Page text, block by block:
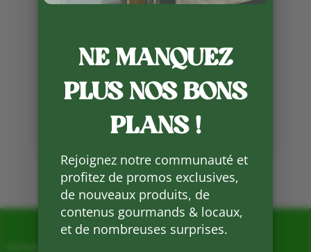
deux saisons nous offrent un
large choix de légumes.
Partager
Facebook
Mots clés :
NE MANQUEZ
PLUS NOS BONS
PLANS !
Rejoignez notre communauté et
profitez de promos exclusives,
de nouveaux produits, de
contenus gourmands & locaux,
et de nombreuses surprises.